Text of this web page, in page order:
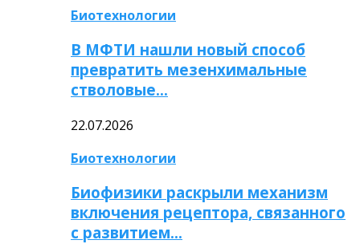
Биотехнологии
В МФТИ нашли новый способ
превратить мезенхимальные
стволовые…
22.07.2026
Биотехнологии
Биофизики раскрыли механизм
включения рецептора, связанного
с развитием…